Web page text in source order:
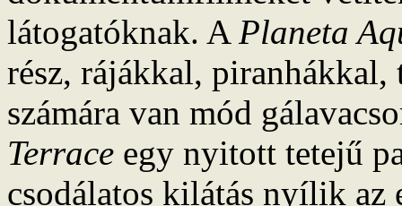
látogatóknak. A Planeta
rész, rájákkal,
számára van mód
Terrace egy nyitott tetejű
csodálatos kilátás nyílik az